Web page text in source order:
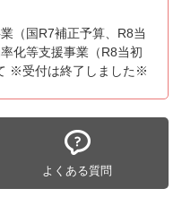
（国R7補正予算、R8当
化等支援事業（R8当初
※受付は終了しました※
よくある質問